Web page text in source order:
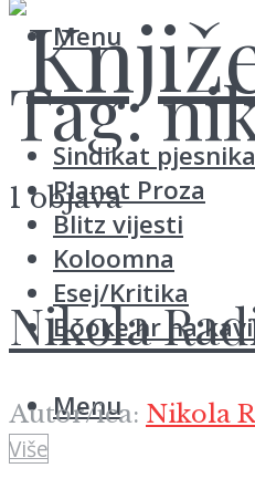
Menu
Sindikat pjesnika
Planet Proza
Blitz vijesti
Koloomna
Esej/Kritika
Booke.hr na
Menu
Tag:
1 objava
Nikola
Autor/ica: Nikola
Više